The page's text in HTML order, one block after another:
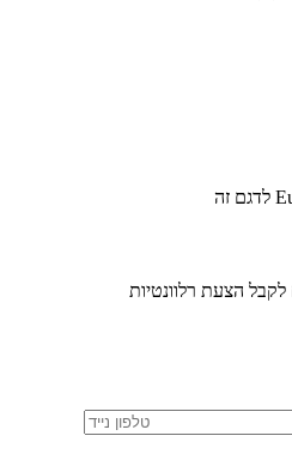
הצעת רלוונטיות